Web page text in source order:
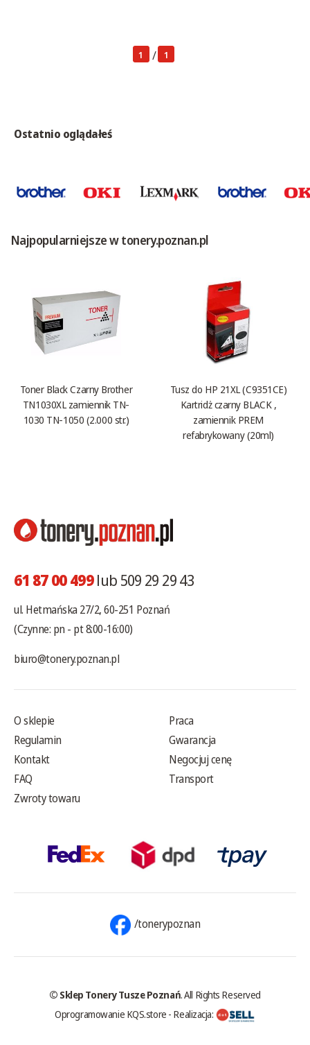
1 / 1
Ostatnio oglądałeś
Najpopularniejsze w tonery.poznan.pl
Toner Black Czarny Brother
TN1030XL zamiennik TN-
1030 TN-1050 (2.000 str.)
Tusz do HP 21XL (C9351CE)
Kartridż czarny BLACK ,
zamiennik PREM
refabrykowany (20ml)
61 87 00 499lub 509 29 29 43
ul. Hetmańska 27/2, 60-251 Poznań
(Czynne: pn - pt 8:00-16:00)
biuro@tonery.poznan.pl
O sklepie
Regulamin
Kontakt
FAQ
Zwroty towaru
Praca
Gwarancja
Negocjuj cenę
Transport
/tonerypoznan
© Sklep Tonery Tusze Poznań. All Rights Reserved
Oprogramowanie KQS.store - Realizacja: